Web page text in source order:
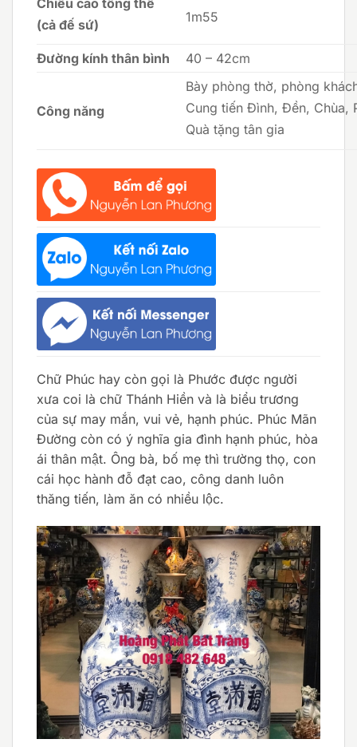
(cả đế sứ)
1m55
Đường kính thân bình 40 – 42cm
Công năng
Bày phòng thờ, phòng
Cung tiến Đình, Đền, Chùa,
Quà tặng tân gia
Chữ Phúc hay còn gọi là Phước được người
xưa coi là chữ Thánh Hiền và là biểu trương
của sự may mắn, vui vẻ, hạnh phúc. Phúc Mãn
Đường còn có ý nghĩa gia đình hạnh phúc, hòa
ái thân mật. Ông bà, bố mẹ thì trường thọ, con
cái học hành đỗ đạt cao, công danh luôn
thăng tiến, làm ăn có nhiều lộc.